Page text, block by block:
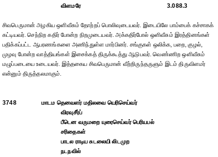
விளமரே
3.088.3
சிவபெருமான் அழகிய ஒளிவீசும் தோற்றப் பொலிவுடையவர். இடையிலே பாம்பைக் கச்சாகக்
கட்டியவர். செந்நிற கதிர் போன்ற நிறமுடையவர். அக்கதிர்போல் ஒளிவீசும் இரத்தினங்கள்
பதிக்கப்பட்ட ஆபரணங்களை அணிந்துள்ள மார்பினர். சங்குகள் ஒலிக்க, பறை, குழல்,
முழவு போன்ற வாத்தியங்கள் இசைக்கத் திருக்கூத்து ஆடுபவர். வெண்ணிற ஒளிவீசும்
மழுப்படையை உடையவர். இத்தகைய சிவபெருமான் வீற்றிருந்தருளும் இடம் திருவிளமர்
என்னும் திருத்தலமாகும்.
3748
மாடம தெனவளர் மதிலவை யெரிசெய்வர்
விரவுசீர்ப்
பீடென வருமறை யுரைசெய்வர் பெரியபல்
சரிதைகள்
பாடல ராடிய சுடலையி லிடமுற
நடநவில்